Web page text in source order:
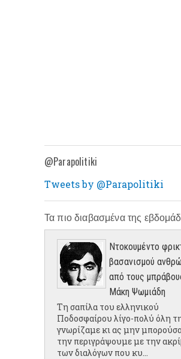
@Parapolitiki
Tweets by @Parapolitiki
Τα πιο διαβασμένα της
Ντοκουμέντο
βασανισμού
από τους
Μάκη Ψωμιάδη
Τη σαπίλα του ελληνικού
Ποδοσφαίρου λίγο-πολύ όλη
γνωρίζαμε κι ας μην
την περιγράψουμε με την
των διαλόγων που κυ...